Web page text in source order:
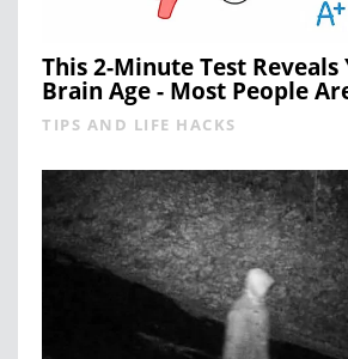
This 2-Minute Test Reveals
Brain Age - Most People
TIPS AND LIFE HACKS